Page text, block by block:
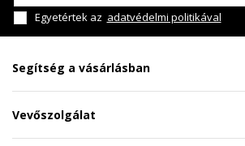
Egyetértek az adatvédelmi politikával
Segítség a vásárlásban
Vevőszolgálat